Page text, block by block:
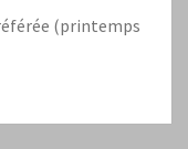
(printemps